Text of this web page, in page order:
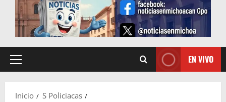
Menú
EN VIVO
Inicio
S Policiacas